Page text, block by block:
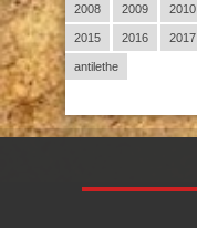
2008 2009 2010
2015 2016 2017
antilethe